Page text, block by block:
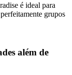
é ideal para
grupos
além de